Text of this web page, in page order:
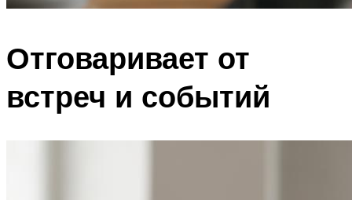
Отговаривает от
встреч и событий